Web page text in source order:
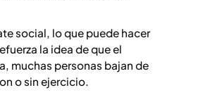
social, lo que puede hacer
la idea de que el
muchas personas bajan de
o sin ejercicio.